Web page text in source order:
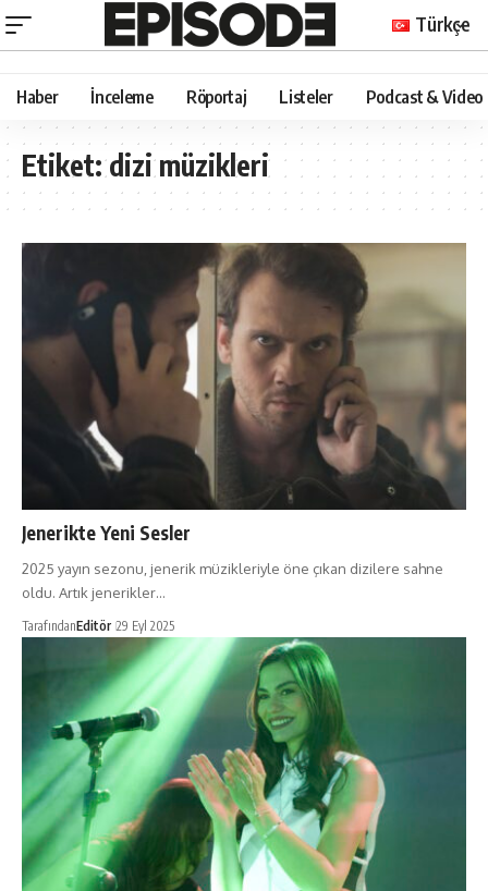
Türkçe
Haber İnceleme Röportaj Listeler Podcast & Video
Etiket:dizi müzikleri
Jenerikte Yeni Sesler
2025 yayın sezonu, jenerik müzikleriyle öne çıkan dizilere sahne
oldu. Artık jenerikler…
TarafındanEditör 29 Eyl 2025